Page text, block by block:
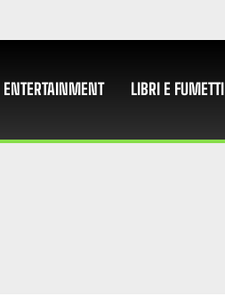
ENTERTAINMENT LIBRI E FUMETTI